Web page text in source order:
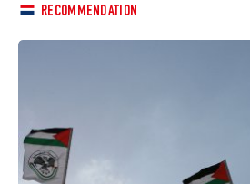
RECOMMENDATION